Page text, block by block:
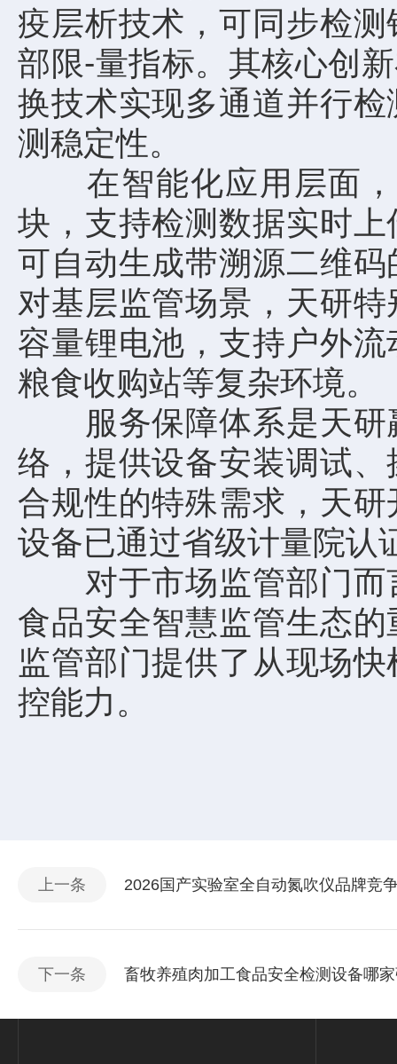
疫层析技术，可同步检
部限-量指标。其核心创
换技术实现多通道并行
测稳定性。
在智能化应用层面，
块，支持检测数据实时
可自动生成带溯源二维
对基层监管场景，天研
容量锂电池，支持户外
粮食收购站等复杂环境。
服务保障体系是天研
络，提供设备安装调试
合规性的特殊需求，天
设备已通过省级计量院认
对于市场监管部门而
食品安全智慧监管生态
监管部门提供了从现场
控能力。
上一条 2026国产实验室全自动氮吹仪品牌竞
下一条 畜牧养殖肉加工食品安全检测设备哪